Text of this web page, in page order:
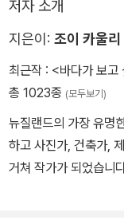
저자 소개
지은이: 조이 카울리
최근작 : <바다가 보고
총 1023종 (모두보기)
뉴질랜드의 가장 유명
하고 사진가, 건축가,
거쳐 작가가 되었습니